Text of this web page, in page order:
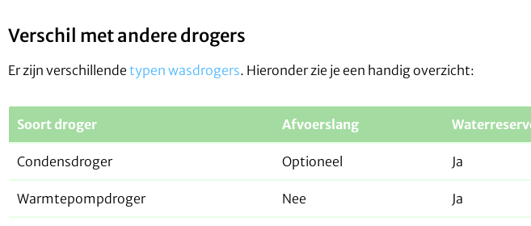
Verschil met andere drogers
Er zijn verschillende typen wasdrogers. Hieronder zie je een handig overzicht:
Soort droger Afvoerslang
Condensdroger Optioneel Ja
Warmtepompdroger Nee Ja